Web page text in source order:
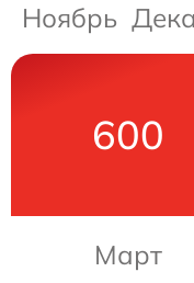
Ноябрь
600
Март